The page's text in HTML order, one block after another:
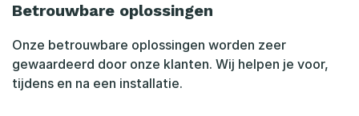
Betrouwbare oplossingen
Onze betrouwbare oplossingen worden zeer
gewaardeerd door onze klanten. Wij helpen je voor,
tijdens en na een installatie.